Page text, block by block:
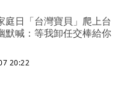
庭日「台灣寶貝」爬上台
默喊：等我卸任交棒給你
20:22